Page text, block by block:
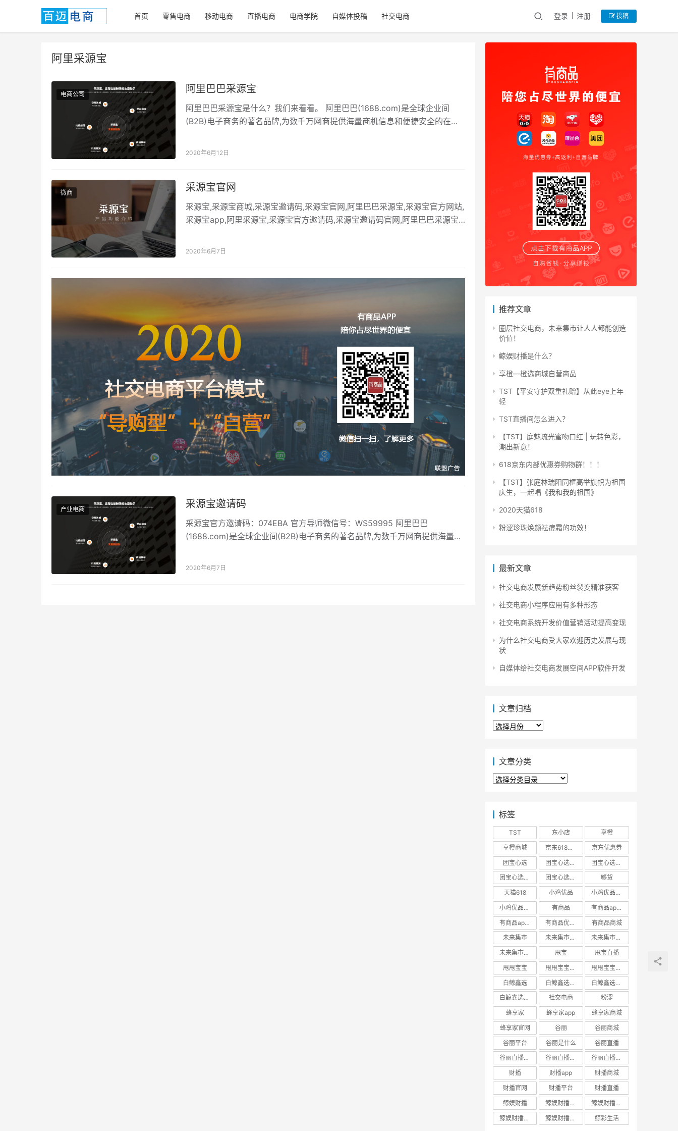
首页 零售电商 移动电商 直播电商 电商学院 自媒体投稿 社交电商 登录 注册 投稿
阿里采源宝
电商公司 阿里巴巴采源宝
阿里巴巴采源宝是什么？我们来看看。 阿里巴巴(1688.com)是全球企业间
(B2B)电子商务的著名品牌,为数千万网商提供海量商机信息和便捷安全的在线
2020年6月12日
微商 采源宝官网
采源宝,采源宝商城,采源宝邀请码,采源宝官网,阿里巴巴采源宝,采源宝官方网站,
采源宝app,阿里采源宝,采源宝官方邀请码,采源宝邀请码官网,阿里巴巴采源宝
2020年6月7日
产业电商 采源宝邀请码
采源宝官方邀请码：074EBA 官方导师微信号：WS59995 阿里巴巴
(1688.com)是全球企业间(B2B)电子商务的著名品牌,为数千万网商提供海量商
2020年6月7日
推荐文章
圈层社交电商，未来集市让人人都能创造
价值！
鲸娱财播是什么？
享橙—橙选商城自营商品
TST【平安守护双重礼赠】从此eye上年
轻
TST直播间怎么进入？
【TST】庭魅琉光蜜吻口红 | 玩转色彩，
潮出新意！
618京东内部优惠券购物群！！！
【TST】张庭林瑞阳同框高举旗帜为祖国
庆生，一起唱《我和我的祖国》
2020天猫618
粉涩珍珠焕颜祛痘霜的功效！
最新文章
社交电商发展新趋势粉丝裂变精准获客
社交电商小程序应用有多种形态
社交电商系统开发价值营销活动提高变现
为什么社交电商受大家欢迎历史发展与现
状
自媒体给社交电商发展空间APP软件开发
文章归档
文
文章分类
文
标签
TST 东小店
享橙
享橙商城
京东618大促优惠券
京东优惠券
团宝心选
团宝心选商城
团宝心选官方网站
团宝心选官网
团宝心选小程序
够货
天猫618
小鸡优品
小鸡优品商城
小鸡优品官网
有商品
有商品app下载
有商品app邀请码
有商品优惠券
有商品商城
未来集市
未来集市app
未来集市商城
未来集市邀请码
甩宝
甩宝直播
甩甩宝宝
甩甩宝宝商城
甩甩宝宝直播
白鲸鑫选
白鲸鑫选APP
白鲸鑫选商城
白鲸鑫选官网
社交电商
粉涩
蜂享家
蜂享家app
蜂享家商城
蜂享家官网
谷丽
谷丽商城
谷丽平台
谷丽是什么
谷丽直播
谷丽直播官网
谷丽直播平台
谷丽直播怎么加入
财播
财播app
财播商城
财播官网
财播平台
财播直播
鲸娱财播
鲸娱财播app
鲸娱财播商城
鲸娱财播官网
鲸娱财播直播 鲸彩生活